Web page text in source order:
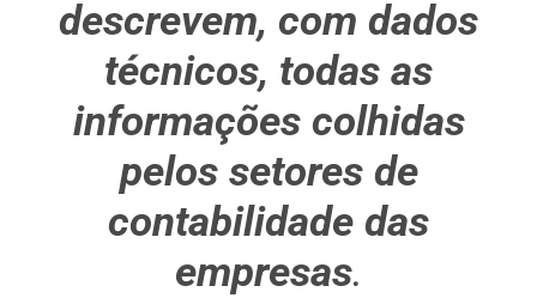
descrevem, com dados
técnicos, todas as
informações colhidas
pelos setores de
contabilidade das
empresas.